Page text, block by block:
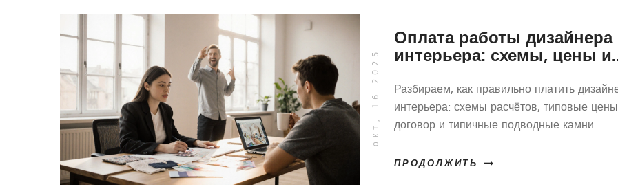
окт, 16 2025
Оплата работы дизайнера
интерьера: схемы, цены и
Разбираем, как правильно платить
интерьера: схемы расчётов, типовые
договор и типичные подводные камни.
ПРОДОЛЖИТЬ